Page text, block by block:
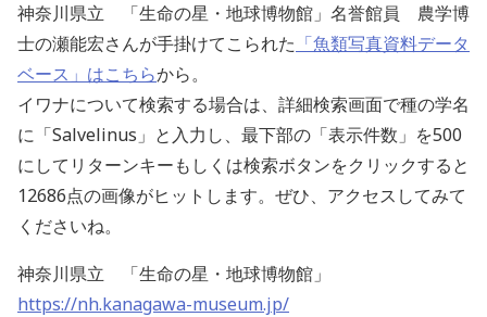
神奈川県立 「生命の星・地球博物館」名誉館員 農学博
士の瀬能宏さんが手掛けてこられた 「魚類写真資料データ
ベース」はこちらから。
イワナについて検索する場合は、詳細検索画面で種の学名
に「Salvelinus」と入力し、最下部の「表示件数」を500
にしてリターンキーもしくは検索ボタンをクリックすると
12686点の画像がヒットします。ぜひ、アクセスしてみて
くださいね。
神奈川県立 「生命の星・地球博物館」
https://nh.kanagawa-museum.jp/